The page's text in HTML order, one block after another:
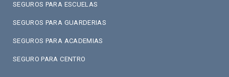
SEGUROS PARA ESCUELAS
SEGUROS PARA GUARDERIAS
SEGUROS PARA ACADEMIAS
SEGURO PARA CENTRO